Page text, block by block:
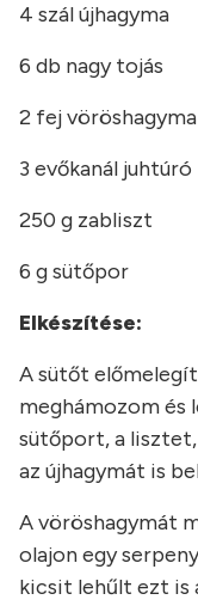
4 szál újhagyma
6 db nagy tojás
2 fej vöröshagyma
3 evőkanál juhtúró
250 g zabliszt
6 g sütőpor
Elkészítése:
A sütőt
meghámozom és
sütőport, a
az újhagymát is
A vöröshagymát
olajon egy
kicsit lehűlt ezt is